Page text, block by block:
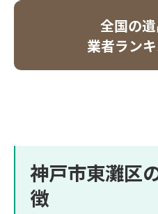
全国の
業者ラン
神戸市東灘区
徴